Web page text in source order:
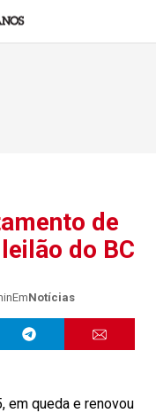
de
do BC
EmNotícias
em queda e renovou